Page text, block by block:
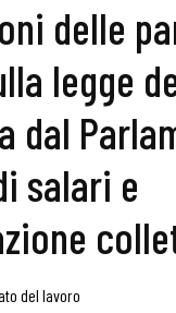
delle
legge
dal
salari e
del lavoro